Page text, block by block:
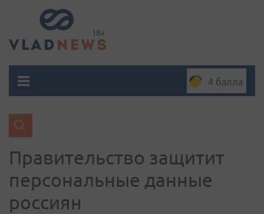
4 балла
Правительство защитит
персональные данные
россиян